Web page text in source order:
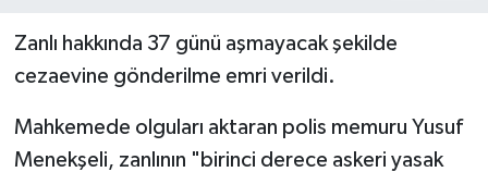
Zanlı hakkında 37 günü aşmayacak şekilde
cezaevine gönderilme emri verildi.
Mahkemede olguları aktaran polis memuru Yusuf
Menekşeli, zanlının "birinci derece askeri yasak